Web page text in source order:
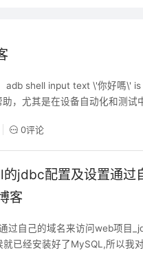
adb shell input text \'你好嗎\'
，尤其是在设备自动化和测试
0评论
jdbc配置及设置通过
客
过自己的域名来访问web项目
已经安装好了MySQL,所以我